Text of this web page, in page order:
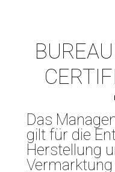
Das
gilt für die
Herstellung
Vermarktung